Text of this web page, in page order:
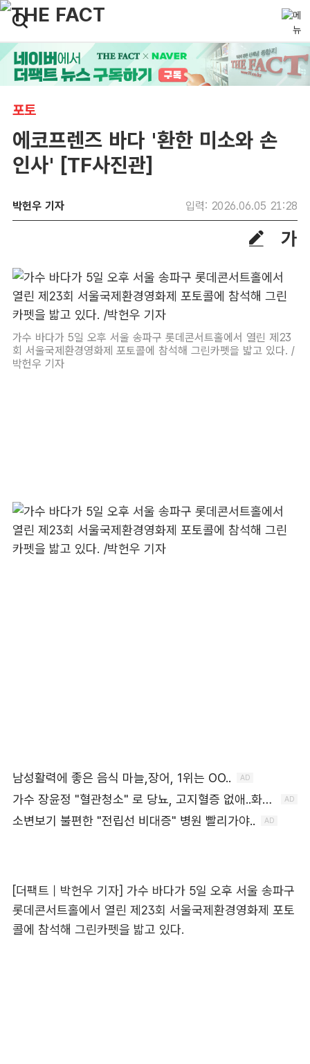
포토
에코프렌즈 바다 '환한 미소와 손
인사' [TF사진관]
박헌우 기자 입력: 2026.06.05 21:28
가수 바다가 5일 오후 서울 송파구 롯데콘서트홀에서 열린 제23
회 서울국제환경영화제 포토콜에 참석해 그린카펫을 밟고 있다. /
박헌우 기자
[더팩트｜박헌우 기자] 가수 바다가 5일 오후 서울 송파구
롯데콘서트홀에서 열린 제23회 서울국제환경영화제 포토
콜에 참석해 그린카펫을 밟고 있다.